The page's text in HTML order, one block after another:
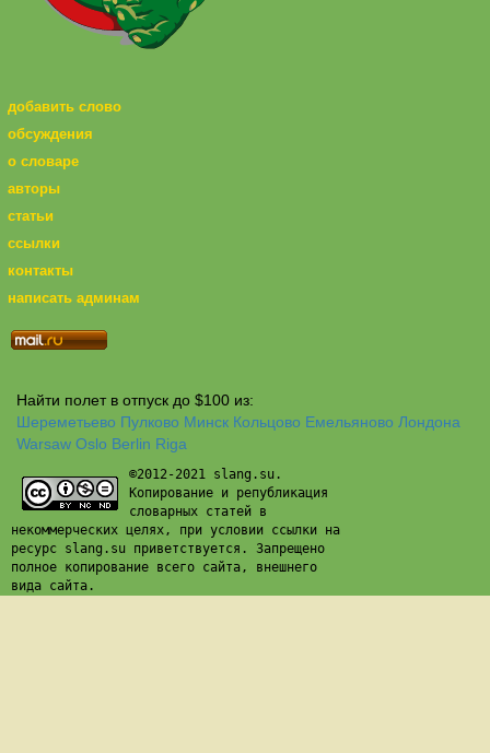
добавить слово
обсуждения
о словаре
авторы
статьи
ссылки
контакты
написать админам
Найти полет в отпуск до $100 из:
Шереметьево Пулково Минск Кольцово Емельяново Лондона
Warsaw Oslo Berlin Riga
©2012-2021 slang.su.
Копирование и републикация
словарных статей в
некоммерческих целях, при условии ссылки на
ресурс slang.su приветствуется. Запрещено
полное копирование всего сайта, внешнего
вида сайта.